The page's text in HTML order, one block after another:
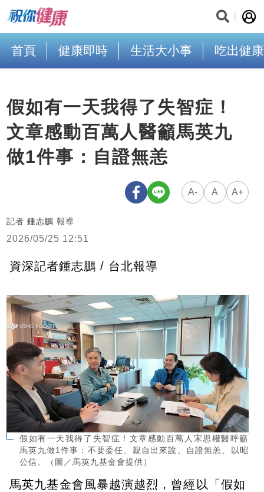
首頁 健康即時 生活大小事 吃出健康
假如有一天我得了失智症！
文章感動百萬人醫籲馬英九
做1件事：自證無恙
A- A A+
記者 鍾志鵬 報導
2026/05/25 12:51
資深記者鍾志鵬 / 台北報導
假如有一天我得了失智症！文章感動百萬人宋思權醫呼籲
馬英九做1件事：不要委任、親自出來說、自證無恙、以昭
公信。（圖／馬英九基金會提供）
馬英九基金會風暴越演越烈，曾經以「假如